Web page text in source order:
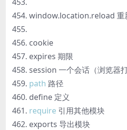
window.location.reload 重
cookie
expires 期限
session 一个会话（浏览器
path 路径
define 定义
require 引用其他模块
exports 导出模块